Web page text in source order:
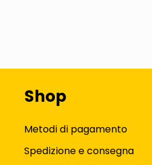
Shop
Metodi di pagamento
Spedizione e consegna